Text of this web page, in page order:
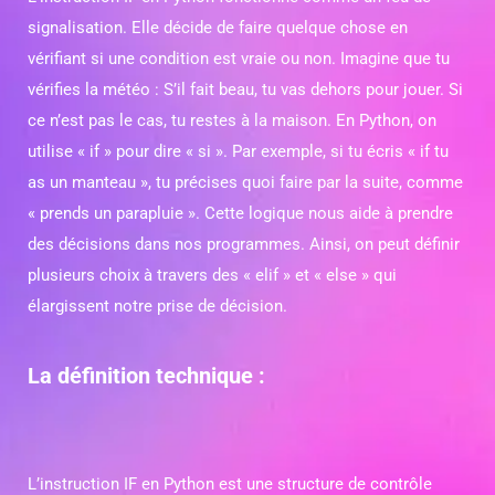
signalisation. Elle décide de faire quelque chose en
vérifiant si une condition est vraie ou non. Imagine que tu
vérifies la météo : S’il fait beau, tu vas dehors pour jouer. Si
ce n’est pas le cas, tu restes à la maison. En Python, on
utilise « if » pour dire « si ». Par exemple, si tu écris « if tu
as un manteau », tu précises quoi faire par la suite, comme
« prends un parapluie ». Cette logique nous aide à prendre
des décisions dans nos programmes. Ainsi, on peut définir
plusieurs choix à travers des « elif » et « else » qui
élargissent notre prise de décision.
La définition technique :
L’instruction IF en Python est une structure de contrôle